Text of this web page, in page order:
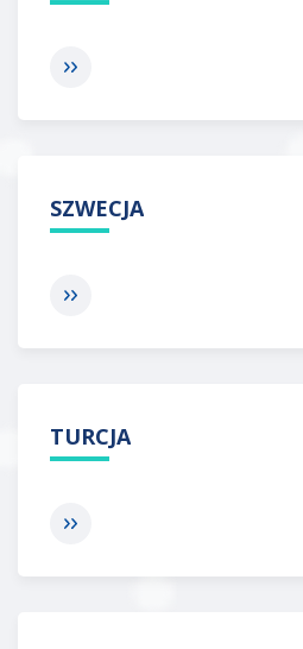
SZWECJA
TURCJA